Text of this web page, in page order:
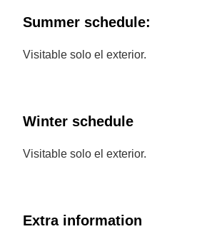
Summer schedule:
Visitable solo el exterior.
Winter schedule
Visitable solo el exterior.
Extra information